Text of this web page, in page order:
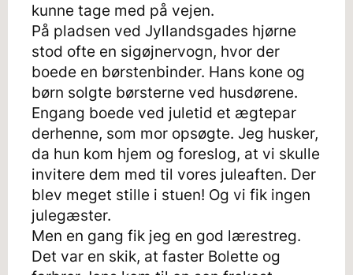
kunne tage med på vejen.
På pladsen ved Jyllandsgades hjørne
stod ofte en sigøjnervogn, hvor der
boede en børstenbinder. Hans kone og
børn solgte børsterne ved husdørene.
Engang boede ved juletid et ægtepar
derhenne, som mor opsøgte. Jeg husker,
da hun kom hjem og foreslog, at vi skulle
invitere dem med til vores juleaften. Der
blev meget stille i stuen! Og vi fik ingen
julegæster.
Men en gang fik jeg en god lærestreg.
Det var en skik, at faster Bolette og